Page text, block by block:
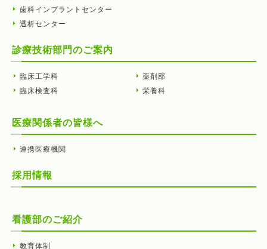
歯科インプラントセンター
透析センター
診療技術部門のご案内
臨床工学科
臨床検査科
薬剤部
栄養科
医療関係者の皆様へ
連携医療機関
採用情報
看護部のご紹介
教育体制